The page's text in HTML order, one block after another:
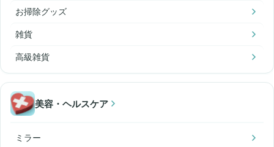
お掃除グッズ
雑貨
高級雑貨
美容・ヘルスケア
ミラー